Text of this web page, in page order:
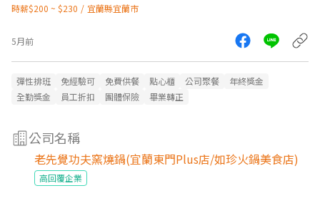
時薪$200 ~ $230 / 宜蘭縣宜蘭市
5月前
彈性排班 免經驗可 免費供餐 點心櫃 公司聚餐
年終獎金
全勤獎金
員工折扣 團體保險 畢業轉正
公司名稱
老先覺功夫窯燒鍋(宜蘭東門Plus店/如珍火鍋美食店)
高回覆企業